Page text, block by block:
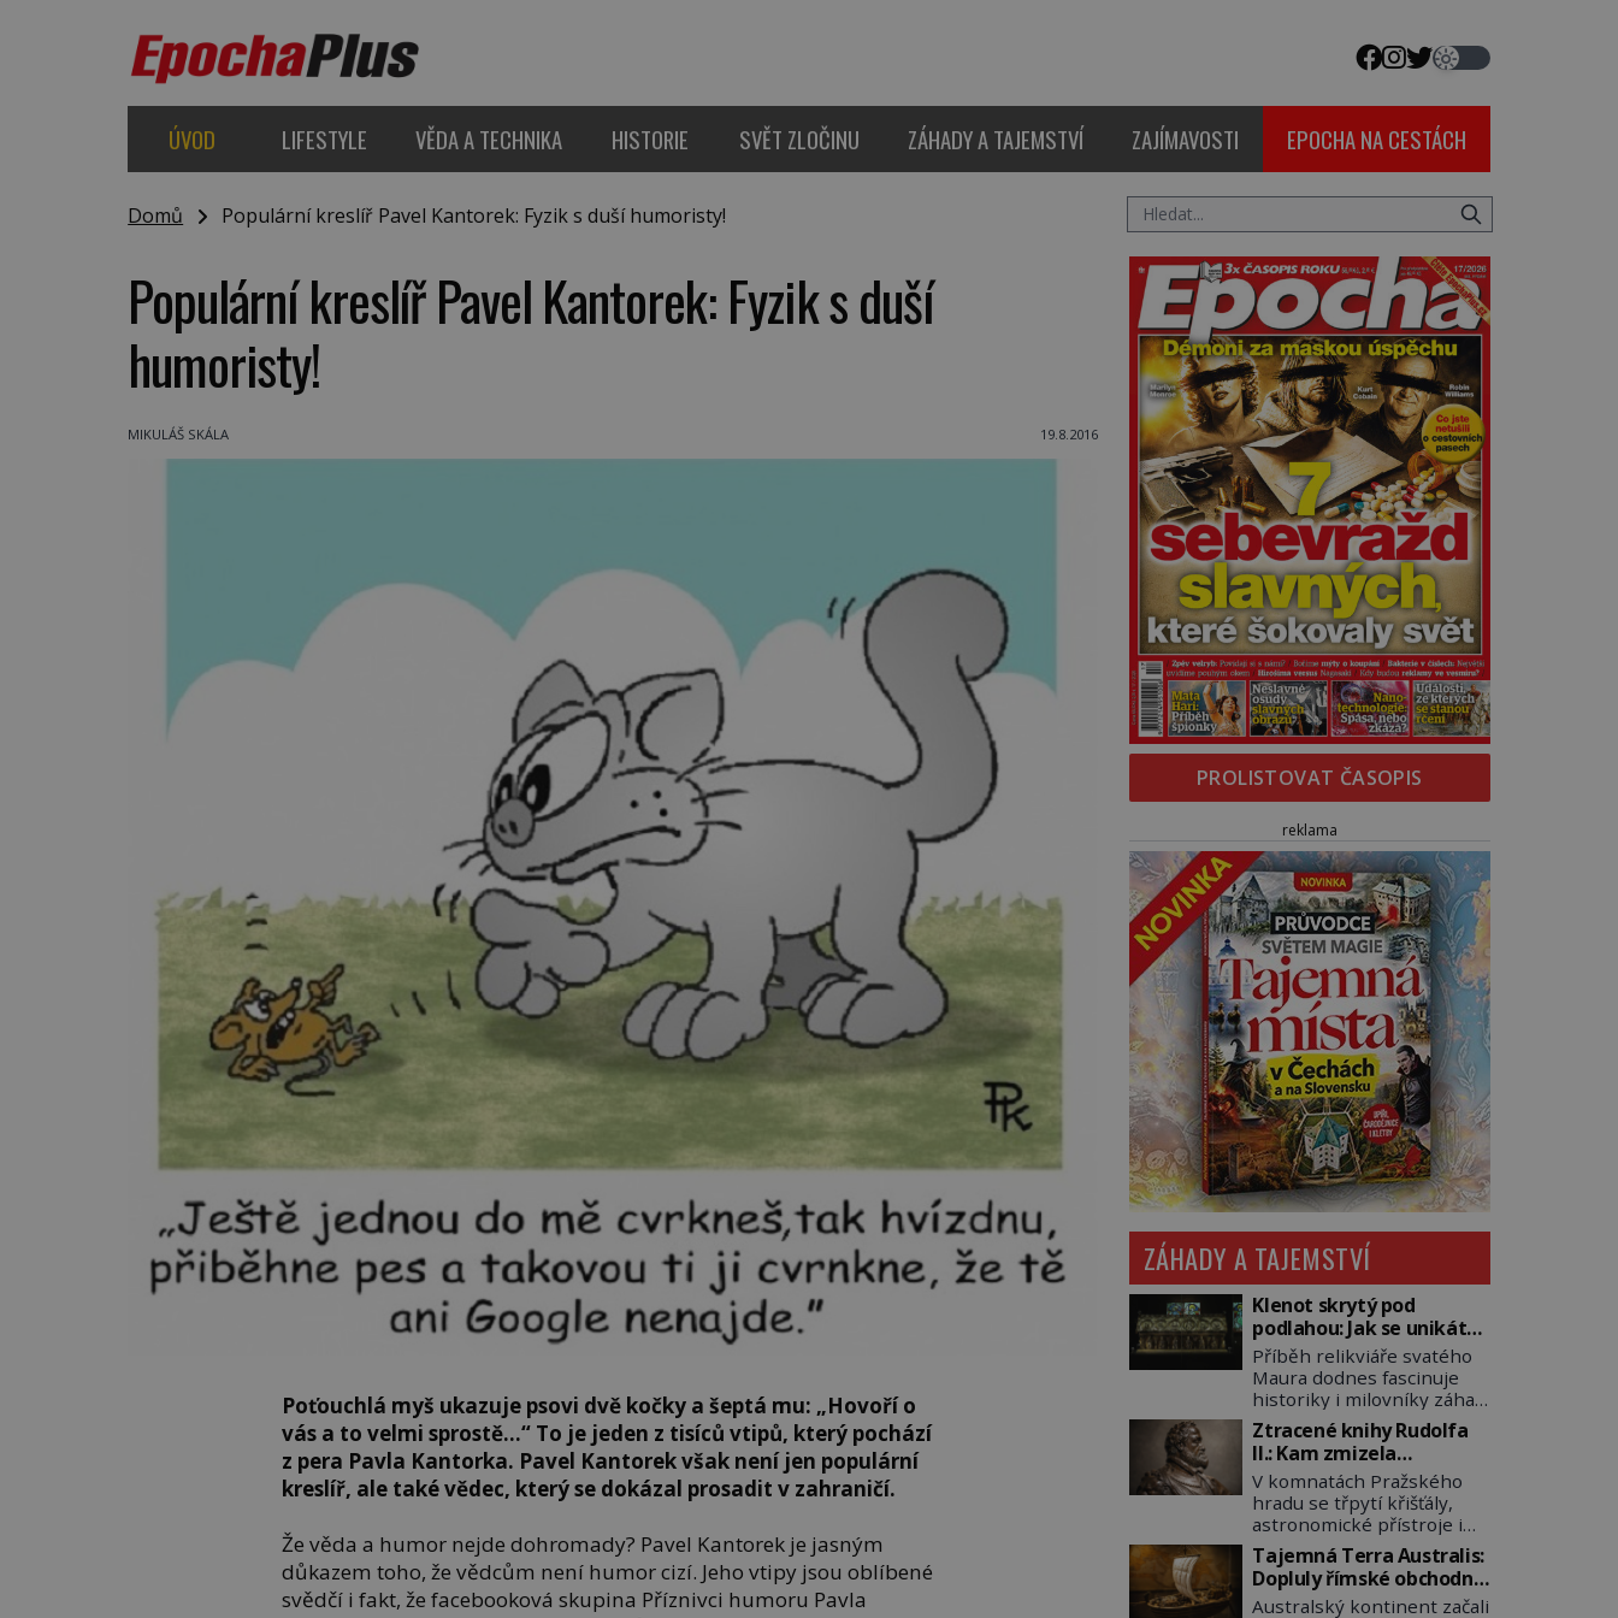
ÚVOD LIFESTYLE VĚDA A TECHNIKA HISTORIE SVĚT ZLOČINU ZÁHADY A TAJEMSTVÍ ZAJÍMAVOSTI EPOCHA NA CESTÁCH
Domů Populární kreslíř Pavel Kantorek: Fyzik s duší humoristy!
Populární kreslíř Pavel Kantorek: Fyzik s duší
humoristy!
MIKULÁŠ SKÁLA 19.8.2016
Poťouchlá myš ukazuje psovi dvě kočky a šeptá mu: „Hovoří o
vás a to velmi sprostě…“ To je jeden z tisíců vtipů, který pochází
z pera Pavla Kantorka. Pavel Kantorek však není jen populární
kreslíř, ale také vědec, který se dokázal prosadit v zahraničí.
Že věda a humor nejde dohromady? Pavel Kantorek je jasným
důkazem toho, že vědcům není humor cizí. Jeho vtipy jsou oblíbené
svědčí i fakt, že facebooková skupina Příznivci humoru Pavla
PROLISTOVAT ČASOPIS
reklama
ZÁHADY A TAJEMSTVÍ
Klenot skrytý pod
podlahou: Jak se unikátní
románský poklad dostal
do zapadlého Bečova?
Příběh relikviáře svatého
Maura dodnes fascinuje
historiky i milovníky záhad
po celém světě. Tato
románská zlatnická
památka ze 13. století je
po českých korunovačních
klenotech druhým
nejcennějším movitým
majetkem v České
republice. Přestože byl
klenot v roce 1985 po
Ztracené knihy Rudolfa
II.: Kam zmizela
nejzáhadnější knihovna
Evropy?
V komnatách Pražského
hradu se třpytí křišťály,
astronomické přístroje i
podivné alchymistické
rukopisy. Císař Rudolf II.
shromažďuje vše, co
souvisí s tajemstvím
Tajemná Terra Australis:
Dopluly římské obchodní
lodě až do Austrálie?
Australský kontinent začali